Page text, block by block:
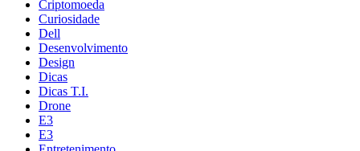
Criptomoeda
Curiosidade
Dell
Desenvolvimento
Design
Dicas
Dicas T.I.
Drone
E3
E3